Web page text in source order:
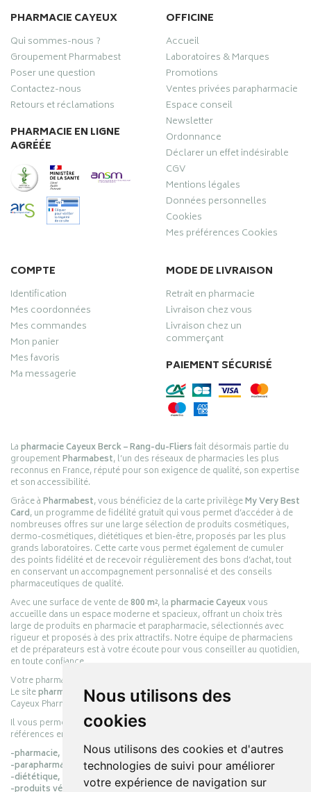
Nous utilisons des
cookies
Nous utilisons des cookies et d'autres
technologies de suivi pour améliorer
votre expérience de navigation sur
PHARMACIE CAYEUX
Qui sommes-nous ?
Groupement Pharmabest
Poser une question
Contactez-nous
Retours et réclamations
PHARMACIE EN LIGNE
AGRÉÉE
OFFICINE
Accueil
Laboratoires & Marques
Promotions
Ventes privées parapharmacie
Espace conseil
Newsletter
Ordonnance
Déclarer un effet indésirable
CGV
Mentions légales
Données personnelles
Cookies
Mes préférences Cookies
COMPTE
Identification
Mes coordonnées
Mes commandes
Mon panier
Mes favoris
Ma messagerie
MODE DE LIVRAISON
Retrait en pharmacie
Livraison chez vous
Livraison chez un
commerçant
PAIEMENT SÉCURISÉ
Lapharmacie Cayeux Berck – Rang-du-Fliersfait désormais partie du
groupementPharmabest, l’un des réseaux de pharmacies les plus
reconnus en France, réputé pour son exigence de qualité, son expertise
et son accessibilité.
Grâce àPharmabest, vous bénéficiez de la carte privilègeMy Very Best
Card, un programme de fidélité gratuit qui vous permet d’accéder à de
nombreuses offres sur une large sélection de produits cosmétiques,
dermo-cosmétiques, diététiques et bien-être, proposés par les plus
grands laboratoires. Cette carte vous permet également de cumuler
des points fidélité et de recevoir régulièrement des bons d’achat, tout
en conservant un accompagnement personnalisé et des conseils
pharmaceutiques de qualité.
Avec une surface de vente de800 m², lapharmacie Cayeuxvous
accueille dans un espace moderne et spacieux, offrant un choix très
large de produits en pharmacie et parapharmacie, sélectionnés avec
rigueur et proposés à des prix attractifs. Notre équipe de pharmaciens
et de préparateurs est à votre écoute pour vous conseiller au quotidien,
en toute confiance.
Votre pharmacie en ligne :
Le sitepharmacie-cayeux.frest le prolongement digital de la pharmacie
Cayeux Pharmabest Berck-sur-Mer – Rang-du-Fliers.
Il vous permet de réaliser vos achats en ligne parmi des milliers de
références en :
-pharmacie,
-parapharmacie,
-diététique,